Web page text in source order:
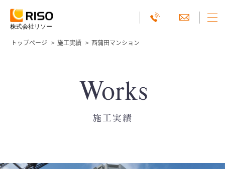
株式会社リソー
トップページ 施工実績 西蒲田マンション
Works
施工実績